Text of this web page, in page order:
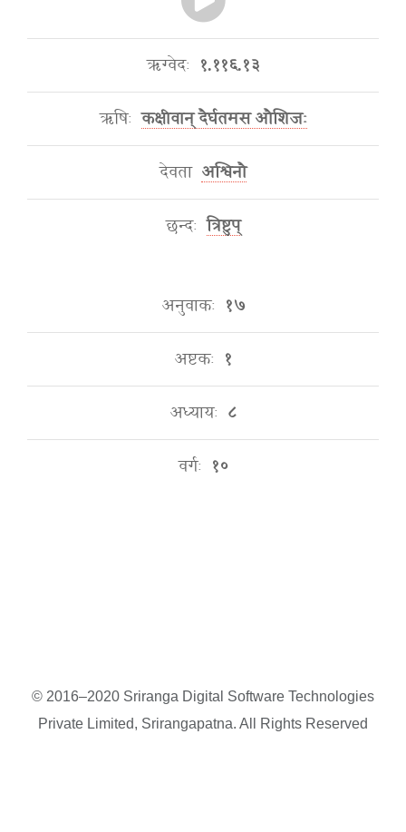
ऋग्वेदः १.११६.१३
ऋषिः कक्षीवान् दैर्घतमस औशिजः
देवता अश्विनौ
छन्दः त्रिष्टुप्
अनुवाकः १७
अष्टकः १
अध्यायः ८
वर्गः १०
© 2016–2020 Sriranga Digital Software Technologies
Private Limited, Srirangapatna. All Rights Reserved